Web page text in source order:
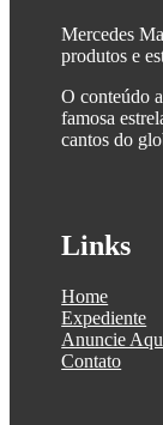
Mercedes
produtos e
O conteúdo
famosa
cantos do
Links
Home
Expediente
Anuncie
Contato